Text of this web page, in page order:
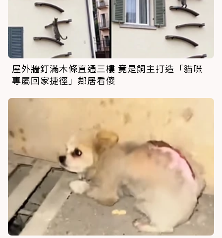
屋外牆釘滿木條直通三樓 竟是飼主打造「貓咪
專屬回家捷徑」鄰居看傻